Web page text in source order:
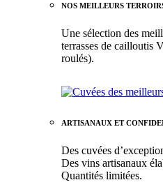
NOS MEILLEURS
Une sélection des
terrasses de cailloutis
roulés).
ARTISANAUX ET
Des cuvées
Des vins artisanaux
Quantités limitées.